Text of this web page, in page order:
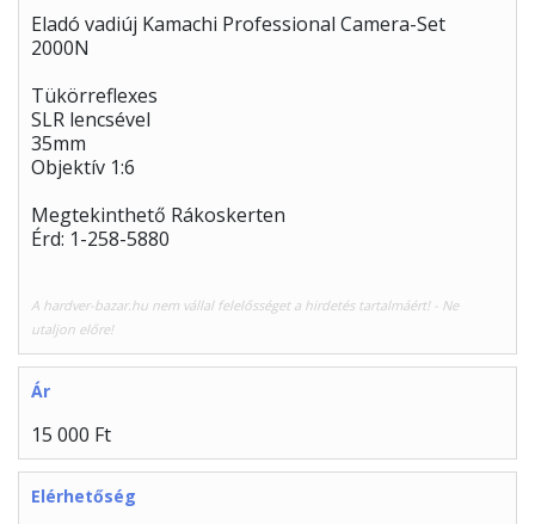
Eladó vadiúj Kamachi Professional Camera-Set
2000N
Tükörreflexes
SLR lencsével
35mm
Objektív 1:6
Megtekinthető Rákoskerten
Érd: 1-258-5880
A hardver-bazar.hu nem vállal felelősséget a hirdetés tartalmáért! - Ne
utaljon előre!
Ár
15 000 Ft
Elérhetőség